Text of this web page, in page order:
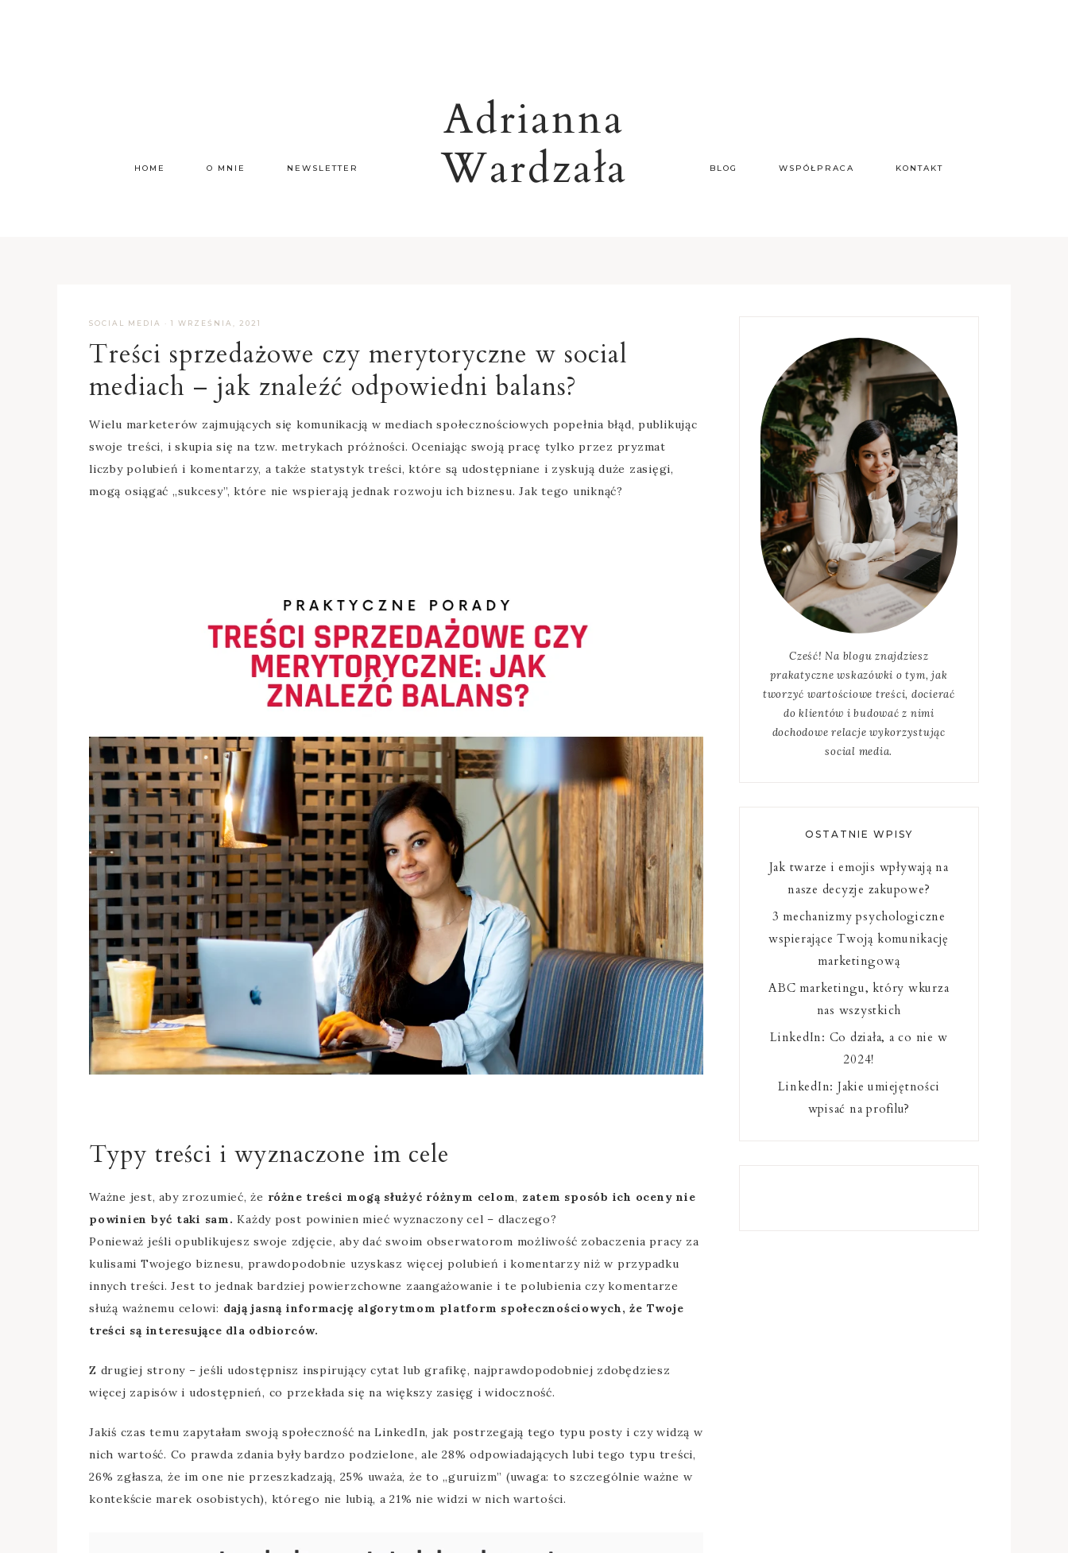
Adrianna
Wardzała
HOME O MNIE NEWSLETTER BLOG WSPÓŁPRACA KONTAKT
SOCIAL MEDIA · 1 WRZEŚNIA, 2021
Treści sprzedażowe czy merytoryczne w social
mediach – jak znaleźć odpowiedni balans?
Wielu marketerów zajmujących się komunikacją w mediach społecznościowych popełnia błąd, publikując
swoje treści, i skupia się na tzw. metrykach próżności. Oceniając swoją pracę tylko przez pryzmat
liczby polubień i komentarzy, a także statystyk treści, które są udostępniane i zyskują duże zasięgi,
mogą osiągać „sukcesy”, które nie wspierają jednak rozwoju ich biznesu. Jak tego uniknąć?
Typy treści i wyznaczone im cele
Ważne jest, aby zrozumieć, że różne treści mogą służyć różnym celom, zatem sposób ich oceny nie
powinien być taki sam. Każdy post powinien mieć wyznaczony cel – dlaczego?
Ponieważ jeśli opublikujesz swoje zdjęcie, aby dać swoim obserwatorom możliwość zobaczenia pracy za
kulisami Twojego biznesu, prawdopodobnie uzyskasz więcej polubień i komentarzy niż w przypadku
innych treści. Jest to jednak bardziej powierzchowne zaangażowanie i te polubienia czy komentarze
służą ważnemu celowi: dają jasną informację algorytmom platform społecznościowych, że Twoje
treści są interesujące dla odbiorców.
Z drugiej strony – jeśli udostępnisz inspirujący cytat lub grafikę, najprawdopodobniej zdobędziesz
więcej zapisów i udostępnień, co przekłada się na większy zasięg i widoczność.
Jakiś czas temu zapytałam swoją społeczność na LinkedIn, jak postrzegają tego typu posty i czy widzą w
nich wartość. Co prawda zdania były bardzo podzielone, ale 28% odpowiadających lubi tego typu treści,
26% zgłasza, że im one nie przeszkadzają, 25% uważa, że to „guruizm” (uwaga: to szczególnie ważne w
kontekście marek osobistych), którego nie lubią, a 21% nie widzi w nich wartości.
Cześć! Na blogu znajdziesz
prakatyczne wskazówki o tym, jak
tworzyć wartościowe treści, docierać
do klientów i budować z nimi
dochodowe relacje wykorzystując
social media.
OSTATNIE WPISY
Jak twarze i emojis wpływają na
nasze decyzje zakupowe?
3 mechanizmy psychologiczne
wspierające Twoją komunikację
marketingową
ABC marketingu, który wkurza
nas wszystkich
LinkedIn: Co działa, a co nie w
2024!
LinkedIn: Jakie umiejętności
wpisać na profilu?